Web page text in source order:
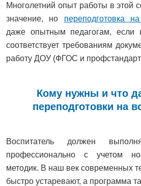
Многолетний опыт работы в этой
значение, но переподготовка
даже опытным педагогам, если
соответствует требованиям
работу ДОУ (ФГОС и профстандарт
Кому нужны и что
переподготовки на
Воспитатель должен
профессионально с учетом
методик. В наш век современных
быстро устаревают, а программа